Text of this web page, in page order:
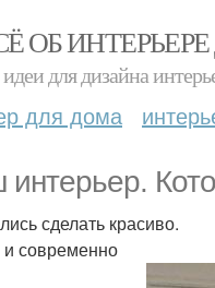
ОБ
для дизайна
для дома
сделать красиво.
современно